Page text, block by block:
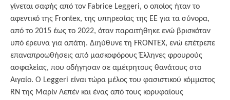
γίνεται σαφής από τον Fabrice Leggeri, ο οποίος ήταν το
αφεντικό της Frontex, της υπηρεσίας της ΕΕ για τα σύνορα,
από το 2015 έως το 2022, όταν παραιτήθηκε ενώ βρισκόταν
υπό έρευνα για απάτη. Διηύθυνε τη FRONTEX, ενώ επέτρεπε
επαναπροωθήσεις από μασκοφόρους Έλληνες φρουρούς
ασφαλείας, που οδήγησαν σε αμέτρητους θανάτους στο
Αιγαίο. Ο Leggeri είναι τώρα μέλος του φασιστικού κόμματος
RN της Μαρίν Λεπέν και ένας από τους κορυφαίους